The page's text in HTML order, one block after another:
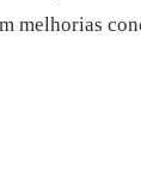
melhorias